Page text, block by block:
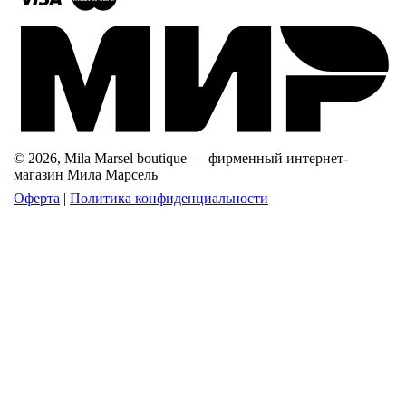
© 2026, Mila Marsel boutique — фирменный интернет-
магазин Мила Марсель
Оферта | Политика конфиденциальности